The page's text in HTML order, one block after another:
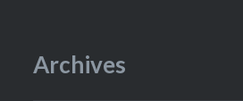
Archives